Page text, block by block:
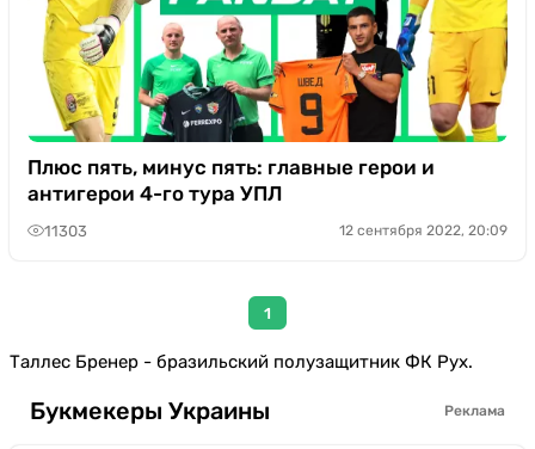
Плюс пять, минус пять: главные герои и
антигерои 4-го тура УПЛ
11303 12 сентября 2022, 20:09
1
Таллес Бренер - бразильский полузащитник ФК Рух.
Букмекеры Украины Реклама